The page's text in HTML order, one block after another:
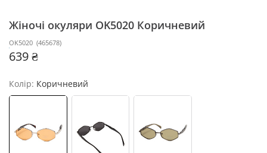
Жіночі окуляри OK5020 Коричневий
OK5020 (465678)
639 ₴
Колір: Коричневий